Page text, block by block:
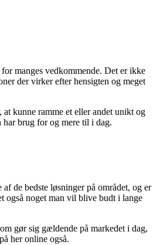
manges vedkommende. Det er ikke
der virker efter hensigten og meget
kunne ramme et eller andet unikt og
har brug for og mere til i dag.
de bedste løsninger på området, og er
også noget man vil blive budt i lange
gør sig gældende på markedet i dag,
her online også.